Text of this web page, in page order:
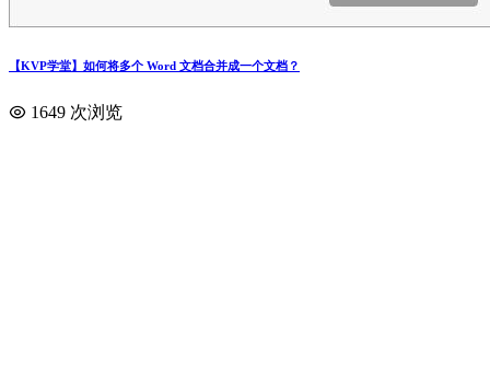
【KVP学堂】如何将多个 Word 文档合并成一个文档？
1649 次浏览